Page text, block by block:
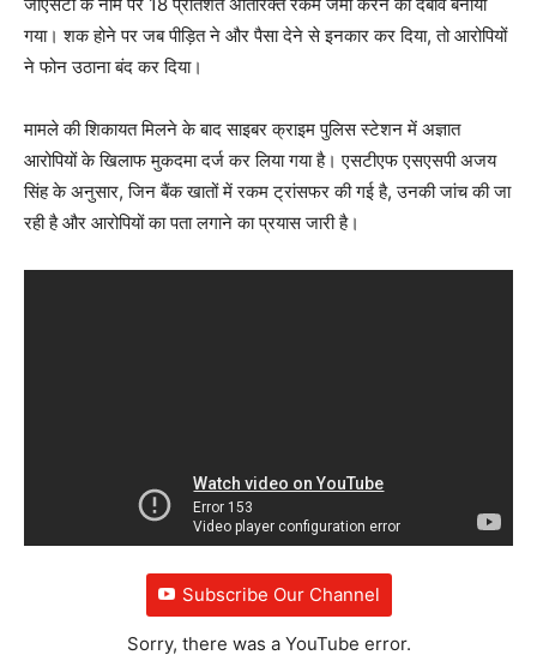
गया। शक होने पर जब पीड़ित ने और पैसा देने से इनकार कर दिया, तो आरोपियों
ने फोन उठाना बंद कर दिया।
मामले की शिकायत मिलने के बाद साइबर क्राइम पुलिस स्टेशन में अज्ञात
आरोपियों के खिलाफ मुकदमा दर्ज कर लिया गया है। एसटीएफ एसएसपी अजय
सिंह के अनुसार, जिन बैंक खातों में रकम ट्रांसफर की गई है, उनकी जांच की जा
रही है और आरोपियों का पता लगाने का प्रयास जारी है।
Subscribe Our Channel
Sorry, there was a YouTube error.